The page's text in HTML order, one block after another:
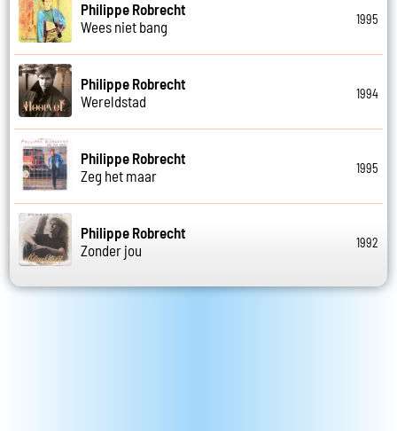
Philippe Robrecht
Wees niet bang
1995
Philippe Robrecht
Wereldstad
1994
Philippe Robrecht
Zeg het maar
1995
Philippe Robrecht
Zonder jou
1992